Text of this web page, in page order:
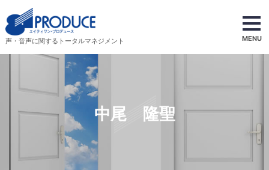
声・音声に関するトータルマネジメント MENU
中尾 隆聖